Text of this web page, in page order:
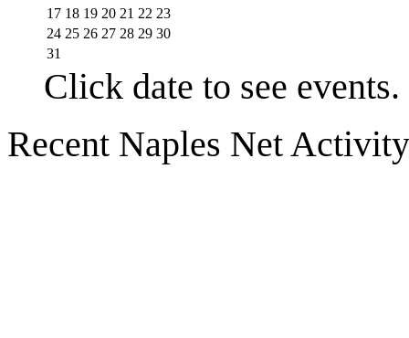
17 18 19 20 21 22 23
24 25 26 27 28 29 30
31
Click date to see events.
Recent Naples Net Activity